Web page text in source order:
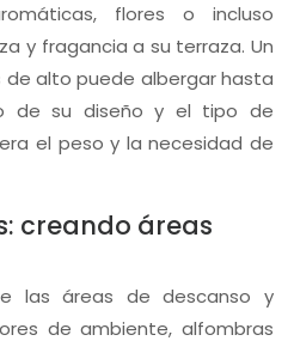
flores o incluso
y fragancia a su terraza. Un
alto puede albergar hasta
de su diseño y el tipo de
el peso y la necesidad de
creando áreas
las áreas de descanso y
de ambiente, alfombras